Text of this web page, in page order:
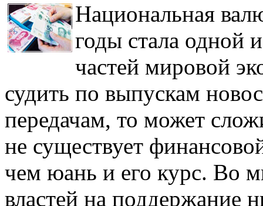
Национальная
годы стала одной
частей мировой
судить по выпускам
передачам, то может
не существует
чем юань и его курс. Во
властей на поддержание